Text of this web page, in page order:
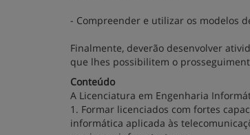
- Compreender e utilizar os modelos
Finalmente, deverão desenvolver
que lhes possibilitem o
Conteúdo
A Licenciatura em Engenharia
1. Formar licenciados com fortes
informática aplicada às